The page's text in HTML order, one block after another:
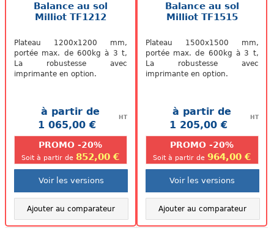
Balance au sol
Milliot TF1212
Plateau 1200x1200 mm,
portée max. de 600kg à 3 t,
La robustesse avec
imprimante en option.
à partir de
1 065,00 €
HT
PROMO -20%
Soit à partir de 852,00 €
Voir les versions
Ajouter au comparateur
Balance au sol
Milliot TF1515
Plateau 1500x1500 mm,
portée max. de 600kg à 3 t,
La robustesse avec
imprimante en option.
à partir de
1 205,00 €
HT
PROMO -20%
Soit à partir de964,00 €
Voir les versions
Ajouter au comparateur